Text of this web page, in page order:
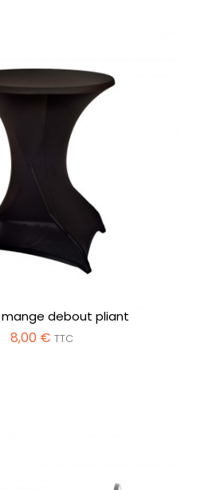
mange debout pliant
8,00 € TTC